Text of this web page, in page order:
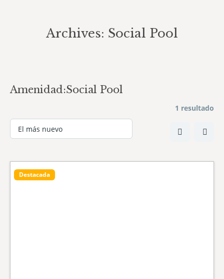
Archives: Social Pool
Amenidad:Social Pool
1 resultado
Destacada